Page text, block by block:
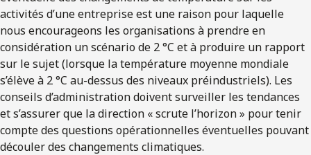
activités d’une entreprise est une raison pour laquelle
nous encourageons les organisations à prendre en
considération un scénario de 2 °C et à produire un rapport
sur le sujet (lorsque la température moyenne mondiale
s’élève à 2 °C au-dessus des niveaux préindustriels). Les
conseils d’administration doivent surveiller les tendances
et s’assurer que la direction « scrute l’horizon » pour tenir
compte des questions opérationnelles éventuelles pouvant
découler des changements climatiques.